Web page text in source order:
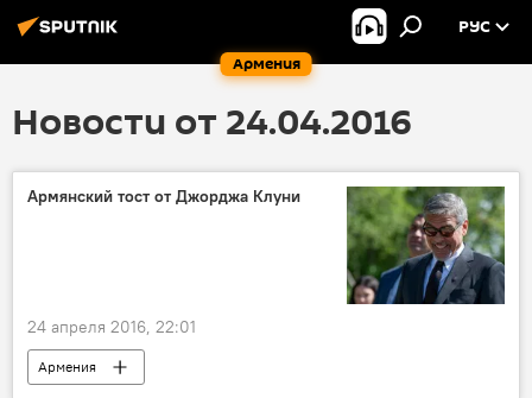
Армения
РУС
Новости от 24.04.2016
Армянский тост от Джорджа Клуни
24 апреля 2016, 22:01
Армения